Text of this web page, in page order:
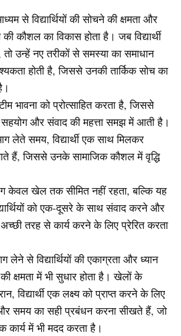
से विद्यार्थियों की सोचने की क्षमता और
की कौशल का विकास होता है। जब विद्यार्थी
उन्हें नए तरीकों से समस्या का समाधान
होती है, जिससे उनकी तार्किक सोच का
भावना को प्रोत्साहित करता है, जिससे
सहयोग और संवाद की महत्ता समझ में आती है।
लेते समय, विद्यार्थी एक साथ मिलकर
हैं, जिससे उनके सामाजिक कौशल में वृद्धि
केवल खेल तक सीमित नहीं रहता, बल्कि यह
को एक-दूसरे के साथ संवाद करने और
अच्छी तरह से कार्य करने के लिए प्रेरित करता
लेने से विद्यार्थियों की एकाग्रता और ध्यान
क्षमता में भी सुधार होता है। खेलों के
विद्यार्थी एक लक्ष्य को प्राप्त करने के लिए
समय का सही प्रबंधन करना सीखते हैं, जो
कार्य में भी मदद करता है।